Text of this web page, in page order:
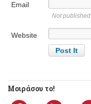
Email
Not published
Website
Μοιράσου το!